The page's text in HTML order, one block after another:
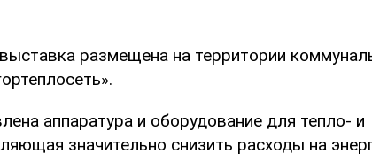
размещена на территории
аппаратура и оборудование для тепло- и
значительно снизить расходы на